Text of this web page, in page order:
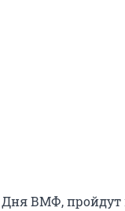
ВМФ, пройдут